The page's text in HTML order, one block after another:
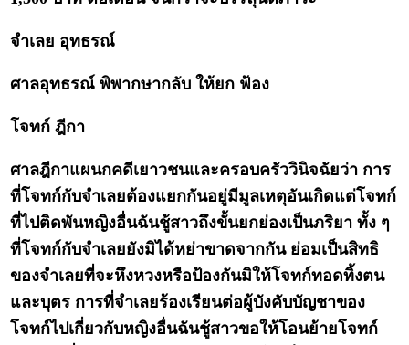
จำเลย อุทธรณ์
ศาลอุทธรณ์ พิพากษากลับ ให้ยก ฟ้อง
โจทก์ ฎีกา
ศาลฎีกาแผนกคดีเยาวชนและครอบครัววินิจฉัยว่า การ
ที่โจทก์กับจำเลยต้องแยกกันอยู่มีมูลเหตุอันเกิดแต่โจทก์
ที่ไปติดพันหญิงอื่นฉันชู้สาวถึงขั้นยกย่องเป็นภริยา ทั้ง ๆ
ที่โจทก์กับจำเลยยังมิได้หย่าขาดจากกัน ย่อมเป็นสิทธิ
ของจำเลยที่จะหึงหวงหรือป้องกันมิให้โจทก์ทอดทิ้งตน
และบุตร การที่จำเลยร้องเรียนต่อผู้บังคับบัญชาของ
โจทก์ไปเกี่ยวกับหญิงอื่นฉันชู้สาวขอให้โอนย้ายโจทก์